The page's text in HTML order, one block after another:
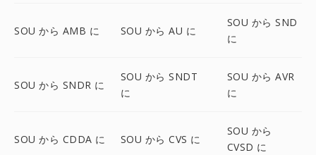
SOU から AMB に SOU から AU に
SOU から SND
に
SOU から SNDR に
SOU から SNDT
に
SOU から AVR
に
SOU から CDDA に SOU から CVS に
SOU から
CVSD に